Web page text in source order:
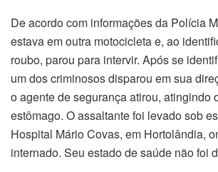
De acordo com informações da Polícia
estava em outra motocicleta e, ao
roubo, parou para intervir. Após se
um dos criminosos disparou em sua
o agente de segurança atirou, atingindo
estômago. O assaltante foi levado sob
Hospital Mário Covas, em Hortolândia,
internado. Seu estado de saúde não foi